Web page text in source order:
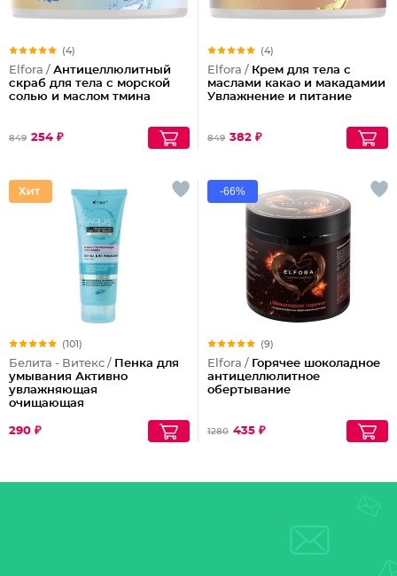
(4)
Elfora / Антицеллюлитный
скраб для тела с морской
солью и маслом тмина
849 254 ₽
(4)
Elfora / Крем для тела с
маслами какао и макадамии
Увлажнение и питание
849 382 ₽
(101)
Белита - Витекс / Пенка для
умывания Активно
увлажняющая
очищающая
290 ₽
-66%
(9)
Elfora / Горячее шоколадное
антицеллюлитное
обертывание
1280 435 ₽